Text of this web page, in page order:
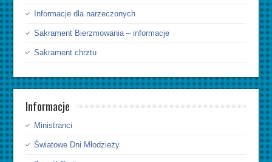
Informacje dla narzeczonych
Sakrament Bierzmowania – informacje
Sakrament chrztu
Informacje
Ministranci
Światowe Dni Młodzieży